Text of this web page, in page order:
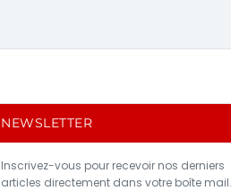
NEWSLETTER
Inscrivez-vous pour recevoir nos derniers
articles directement dans votre boîte mail.